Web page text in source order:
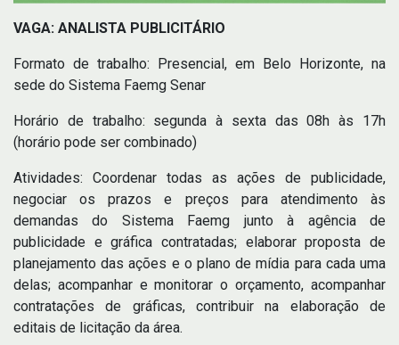
VAGA: ANALISTA PUBLICITÁRIO
Formato de trabalho: Presencial, em Belo Horizonte, na
sede do Sistema Faemg Senar
Horário de trabalho: segunda à sexta das 08h às 17h
(horário pode ser combinado)
Atividades: Coordenar todas as ações de publicidade,
negociar os prazos e preços para atendimento às
demandas do Sistema Faemg junto à agência de
publicidade e gráfica contratadas; elaborar proposta de
planejamento das ações e o plano de mídia para cada uma
delas; acompanhar e monitorar o orçamento, acompanhar
contratações de gráficas, contribuir na elaboração de
editais de licitação da área.